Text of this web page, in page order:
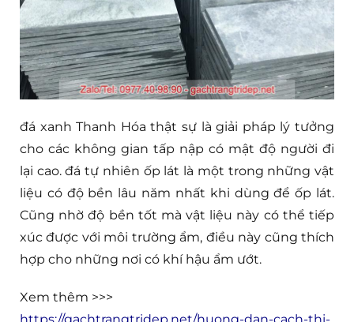
đá xanh Thanh Hóa thật sự là giải pháp lý tưởng
cho các không gian tấp nập có mật độ người đi
lại cao. đá tự nhiên ốp lát là một trong những vật
liệu có độ bền lâu năm nhất khi dùng để ốp lát.
Cũng nhờ độ bền tốt mà vật liệu này có thể tiếp
xúc được với môi trường ẩm, điều này cũng thích
hợp cho những nơi có khí hậu ẩm ướt.
Xem thêm >>>